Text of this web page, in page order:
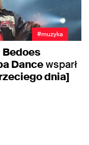
#muzyka
Bedoes
Dancewsparł
dnia]